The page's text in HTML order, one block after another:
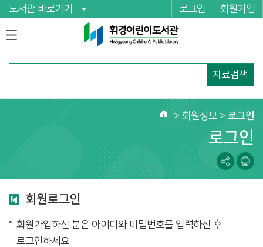
도서관 바로가기 로그인 회원가입
자료검색
> 회원정보 > 로그인
로그인
회원로그인
회원가입하신 분은 아이디와 비밀번호를 입력하신 후
로그인하세요